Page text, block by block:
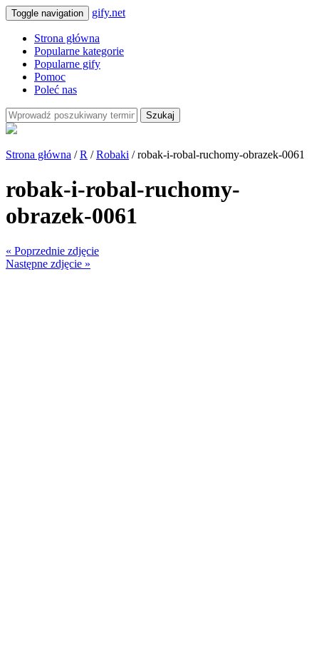
Toggle navigation gify.net
Strona główna
Popularne kategorie
Popularne gify
Pomoc
Poleć nas
Szukaj
Strona główna /R /Robaki / robak-i-robal-ruchomy-obrazek-0061
robak-i-robal-ruchomy-
obrazek-0061
« Poprzednie zdjęcie
Następne zdjęcie »